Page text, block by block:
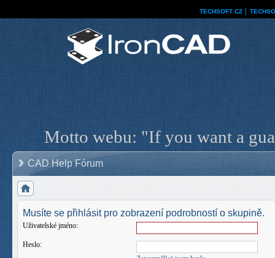
TECHSOFT CZ
Motto webu: "If you want a
CAD Help Fórum
Musíte se přihlásit pro zobrazení podrobností o skupině.
Uživatelské jméno:
Heslo: